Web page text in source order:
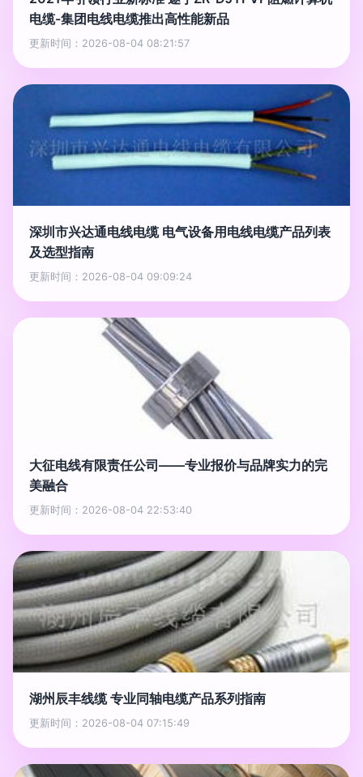
电缆-集团电线电缆推出高性能新品
更新时间：2026-08-04 08:21:57
深圳市兴达通电线电缆 电气设备用电线电缆产品列表
及选型指南
更新时间：2026-08-04 09:09:24
大征电线有限责任公司——专业报价与品牌实力的完
美融合
更新时间：2026-08-04 22:53:40
湖州辰丰线缆 专业同轴电缆产品系列指南
更新时间：2026-08-04 07:15:49